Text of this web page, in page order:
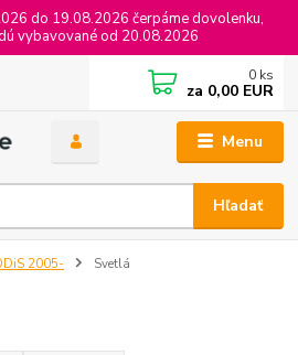
do 19.08.2026 čerpáme dovolenku,
vybavované od 20.08.2026
Menu
Hľadať
0 ks
za 0,00 EUR
2005- Svetlá